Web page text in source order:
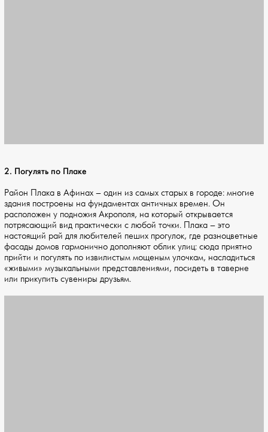
2. Погулять по Плаке
Район Плака в Афинах – один из самых старых в городе: многие
здания построены на фундаментах античных времен. Он
расположен у подножия Акрополя, на который открывается
потрясающий вид практически с любой точки. Плака – это
настоящий рай для любителей пеших прогулок, где разноцветные
фасады домов гармонично дополняют облик улиц: сюда приятно
прийти и погулять по извилистым мощеным улочкам, насладиться
«живыми» музыкальными представлениями, посидеть в таверне
или прикупить сувениры друзьям.